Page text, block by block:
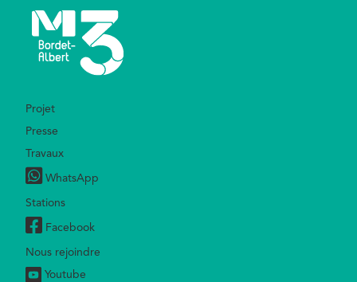
Footer
Projet
Presse
Travaux
WhatsApp
Stations
Facebook
Nous rejoindre
Youtube